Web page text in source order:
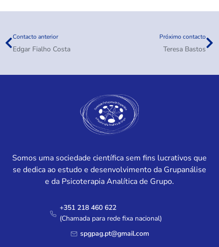
Contacto anterior
Edgar Fialho Costa
Próximo contacto
Teresa Bastos
Somos uma sociedade científica sem fins lucrativos que
se dedica ao estudo e desenvolvimento da Grupanálise
e da Psicoterapia Analítica de Grupo.
+351 218 460 622
(Chamada para rede fixa nacional)
spgpag.pt@gmail.com